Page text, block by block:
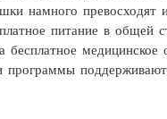
намного превосходят
питание в общей
медицинское
программы